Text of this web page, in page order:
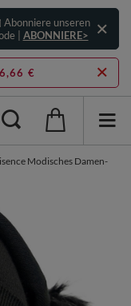
unseren
| ABONNIERE>
€
Modisches Damen-Set